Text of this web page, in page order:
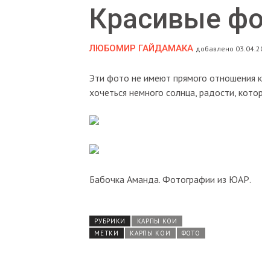
Красивые
ЛЮБОМИР ГАЙДАМАКА добавлено
Эти фото не имеют прямого отношения
хочеться немного солнца, радости,
Бабочка Аманда. Фотографии из ЮАР.
РУБРИКИ
КАРПЫ КОИ
МЕТКИ
КАРПЫ КОИ ФОТО